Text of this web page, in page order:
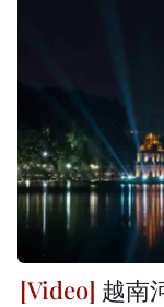
越南